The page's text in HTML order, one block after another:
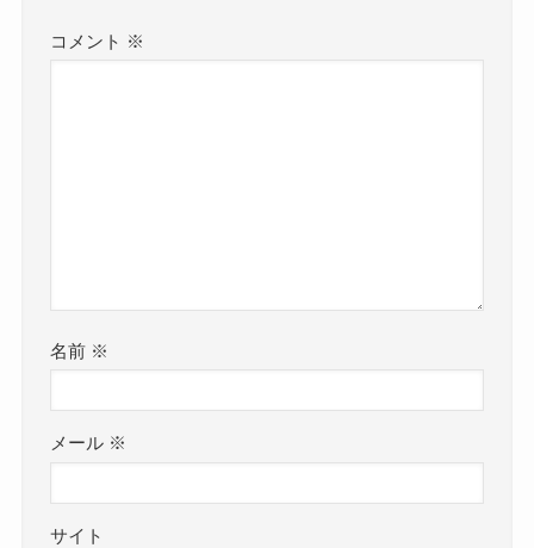
コメント ※
名前 ※
メール ※
サイト